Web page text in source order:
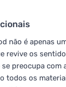
não é apenas
revive os
preocupa com
todos os